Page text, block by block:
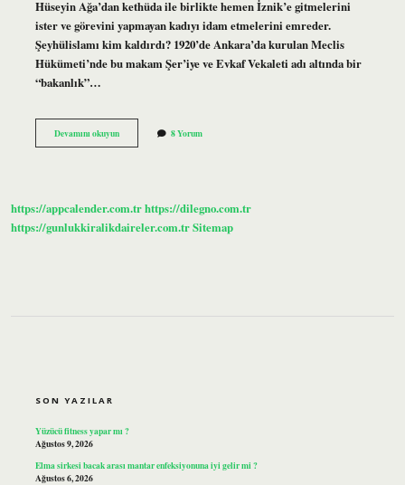
Hüseyin Ağa’dan kethüda ile birlikte hemen İznik’e gitmelerini
ister ve görevini yapmayan kadıyı idam etmelerini emreder.
Şeyhülislamı kim kaldırdı? 1920’de Ankara’da kurulan Meclis
Hükümeti’nde bu makam Şer’iye ve Evkaf Vekaleti adı altında bir
“bakanlık”…
Devamını okuyunŞeyhülislam
Kim
8 Yorum
https://appcalender.com.trhttps://dilegno.com.tr
https://gunlukkiralikdaireler.com.trSitemap
SON YAZILAR
Yüzücü fitness yapar mı ?
Ağustos 9, 2026
Elma sirkesi bacak arası mantar enfeksiyonuna iyi gelir mi ?
Ağustos 6, 2026